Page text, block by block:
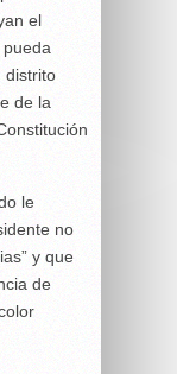
el
distrito
de la
le
no
y que
de